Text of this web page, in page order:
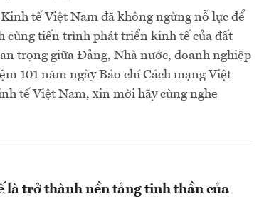
tế Việt Nam đã không ngừng nỗ lực để
cùng tiến trình phát triển kinh tế của đất
trọng giữa Đảng, Nhà nước, doanh nghiệp
101 năm ngày Báo chí Cách mạng Việt
tế Việt Nam, xin mời hãy cùng nghe
là trở thành nền tảng tinh thần của